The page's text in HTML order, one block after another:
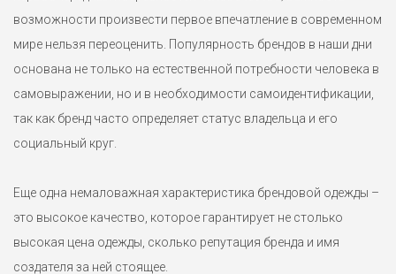
возможности произвести первое впечатление в современном
мире нельзя переоценить. Популярность брендов в наши дни
основана не только на естественной потребности человека в
самовыражении, но и в необходимости самоидентификации,
так как бренд часто определяет статус владельца и его
социальный круг.
Еще одна немаловажная характеристика брендовой одежды –
это высокое качество, которое гарантирует не столько
высокая цена одежды, сколько репутация бренда и имя
создателя за ней стоящее.